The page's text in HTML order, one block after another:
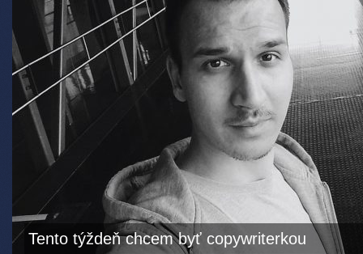
Tento týždeň chcem byť copywriterkou